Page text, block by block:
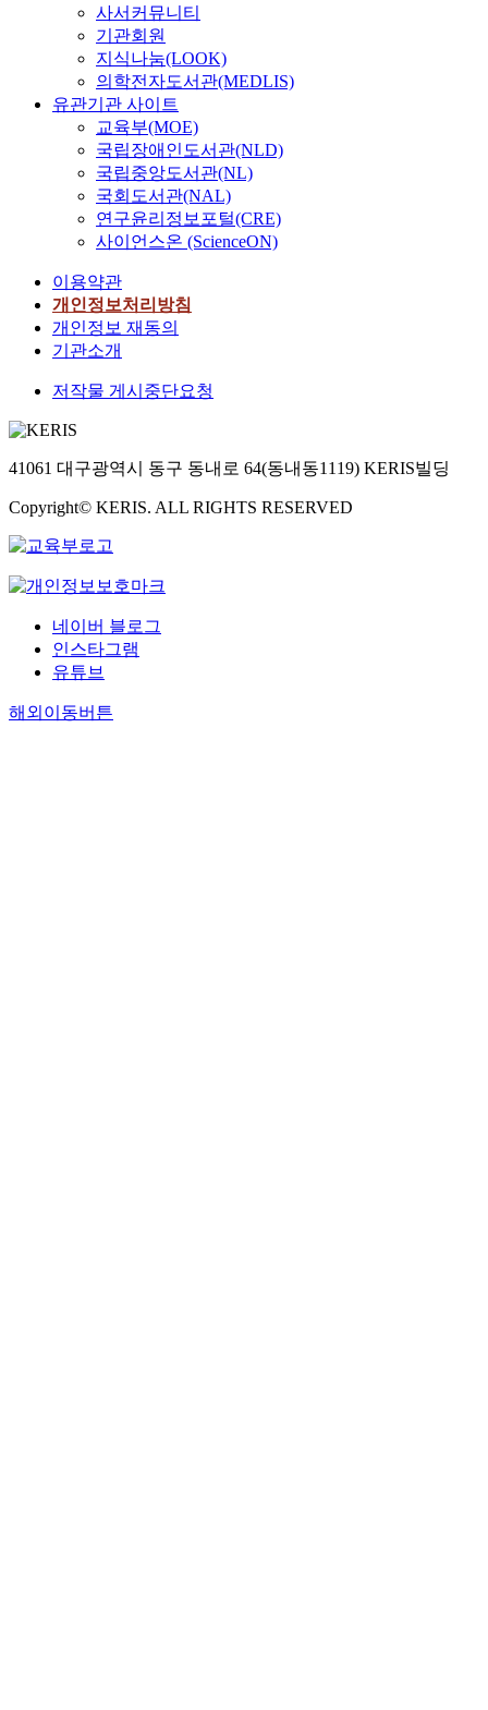
사서커뮤니티
기관회원
지식나눔(LOOK)
의학전자도서관(MEDLIS)
유관기관 사이트
교육부(MOE)
국립장애인도서관(NLD)
국립중앙도서관(NL)
국회도서관(NAL)
연구윤리정보포털(CRE)
사이언스온 (ScienceON)
이용약관
개인정보처리방침
개인정보 재동의
기관소개
저작물 게시중단요청
41061 대구광역시 동구 동내로 64(동내동1119) KERIS빌딩
Copyright© KERIS. ALL RIGHTS RESERVED
네이버 블로그
인스타그램
유튜브
해외이동버튼